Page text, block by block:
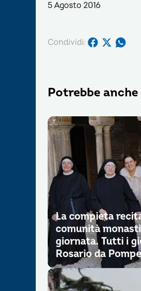
5 Agosto 2016
Condividi:
Potrebbe
La compieta
comunità
giornata. Tutti i
Rosario da